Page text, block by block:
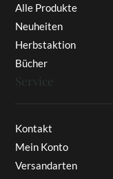
Alle Produkte
Neuheiten
Herbstaktion
Bücher
Service
Kontakt
Mein Konto
Versandarten